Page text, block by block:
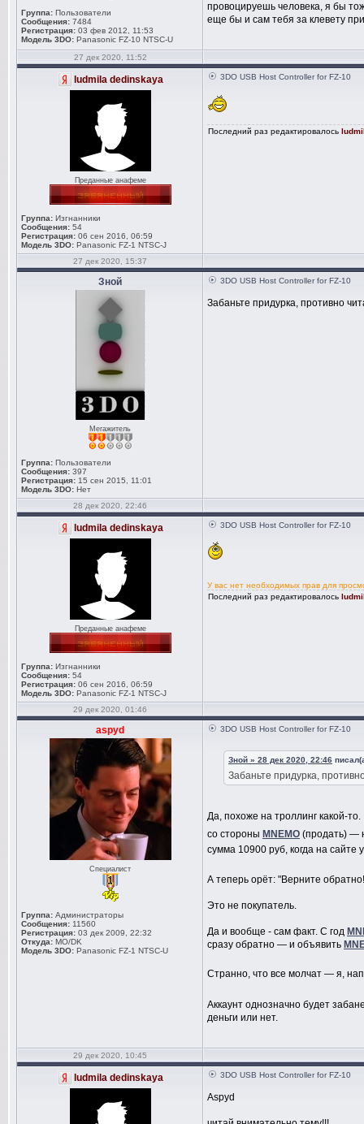
Группа: Пользователи
Сообщения: 7484
Регистрация: 03 фев 2012, 11:53
Модель 3DO: Panasonic FZ-10 NTSC-U
провоцируешь человека, я бы
еще бы и сам тебя за клевету
27 дек 2020, 11:52
ludmila dedinskaya
Преданные анафеме
Группа: Изгнанники
Сообщения: 54
Регистрация: 06 сен 2016, 06:59
Модель 3DO: Panasonic FZ-1 NTSC-J
3DO USB Host Controller for FZ-10
Последний раз редактировалось
27 дек 2020, 15:37
Зной
Мегажитель
Группа: Пользователи
Сообщения: 397
Регистрация: 15 сен 2015, 11:01
Модель 3DO: Нет
3DO USB Host Controller for FZ-10
Забаньте придурка, противно
28 дек 2020, 22:46
ludmila dedinskaya
Преданные анафеме
Группа: Изгнанники
Сообщения: 54
Регистрация: 06 сен 2016, 06:59
Модель 3DO: Panasonic FZ-1 NTSC-J
3DO USB Host Controller for FZ-10
У вас нет необходимых прав для
Последний раз редактировалось
29 дек 2020, 01:46
aspyd
Специалист
Группа: Администраторы
Сообщения: 11560
Регистрация: 03 дек 2009, 22:32
Откуда: MO/DK
Модель 3DO: Panasonic FZ-1 NTSC-U
3DO USB Host Controller for FZ-10
Зной » 28 дек 2020, 22:46
Забаньте придурка,
Да, похоже на троллинг какой-то.
со стороны MNEMO (продать) —
сумма 10900 руб, когда на сайте
А теперь орёт: "Верните
Это не покупатель.
Да и вообще - сам факт. С год
сразу обратно — и объявить
Странно, что все молчат — я,
Аккаунт однозначно будет
деньги или нет.
29 дек 2020, 10:45
ludmila dedinskaya 3DO USB Host Controller for FZ-10
Aspyd